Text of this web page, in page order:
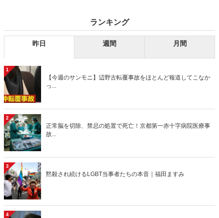
ランキング
昨日 週間 月間
1
【今週のサンモニ】辺野古転覆事故をほとんど報道してこなか
っ...
2
正常脳を切除、禁忌の処置で死亡！京都第一赤十字病院医療事
故...
3
黙殺され続けるLGBT当事者たちの本音｜福田ますみ
4